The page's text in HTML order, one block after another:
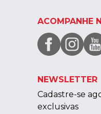
ACOMPANHE
NEWSLETTER
Cadastre-se
exclusivas